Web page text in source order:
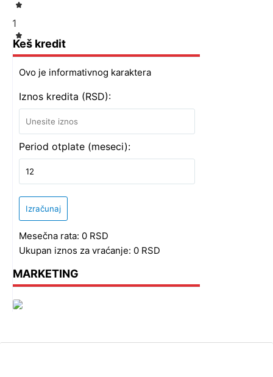
1
Keš kredit
Ovo je informativnog karaktera
Iznos kredita (RSD):
Period otplate (meseci):
Izračunaj
Mesečna rata: 0 RSD
Ukupan iznos za vraćanje: 0 RSD
MARKETING